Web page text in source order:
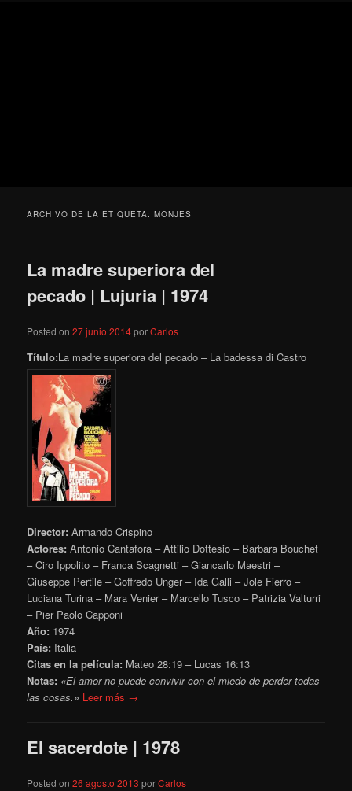
ARCHIVO DE LA ETIQUETA:MONJES
La madre superiora del
pecado | Lujuria | 1974
Posted on27 junio 2014porCarlos
Título:La madre superiora del pecado – La badessa di Castro
Director: Armando Crispino
Actores: Antonio Cantafora – Attilio Dottesio – Barbara Bouchet
– Ciro Ippolito – Franca Scagnetti – Giancarlo Maestri –
Giuseppe Pertile – Goffredo Unger – Ida Galli – Jole Fierro –
Luciana Turina – Mara Venier – Marcello Tusco – Patrizia Valturri
– Pier Paolo Capponi
Año: 1974
País: Italia
Citas en la película: Mateo 28:19 – Lucas 16:13
Notas: «El amor no puede convivir con el miedo de perder todas
las cosas.» Leer más →
El sacerdote | 1978
Posted on26 agosto 2013 porCarlos